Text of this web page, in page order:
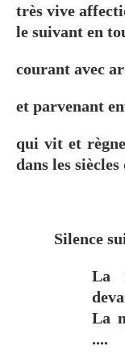
très vive
le suivant en
courant avec
et parvenant
qui vit et
dans les siècles
Silence
La
La
....